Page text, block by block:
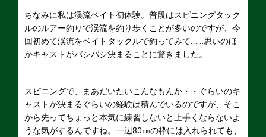
ちなみに私は渓流ベイト初体験。普段はスピニングタック
ルのルアー釣りで渓流を釣り歩くことが多いのですが、今
回初めて渓流をベイトタックルで釣ってみて……思いのほ
かキャストがバシバシ決まることに驚きました。
スピニングで、まあだいたいこんなもんか・・ぐらいのキ
ャストが決まるぐらいの経験は積んでいるのですが、そこ
から先ってちょっと本気に練習しないと上手くならないよ
うな気がするんですね。一辺80㎝の枠には入れられても、